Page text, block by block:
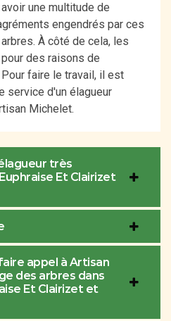
une multitude de
engendrés par ces
À côté de cela, les
des raisons de
faire le travail, il est
service d'un élagueur
Michelet.
très
Et Clairizet
appel à Artisan
des arbres dans
Et Clairizet et